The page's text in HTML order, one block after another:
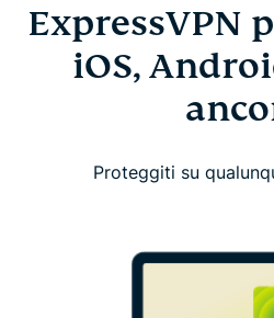
ExpressVPN
iOS,
Proteggiti su